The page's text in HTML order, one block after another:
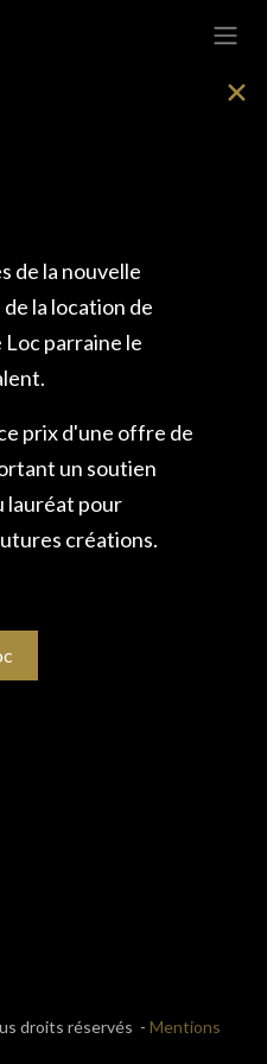
✕
de la nouvelle
la location de
parraine le
prix d'une offre de
un soutien
lauréat pour
créations.
droits réservés - Mentions